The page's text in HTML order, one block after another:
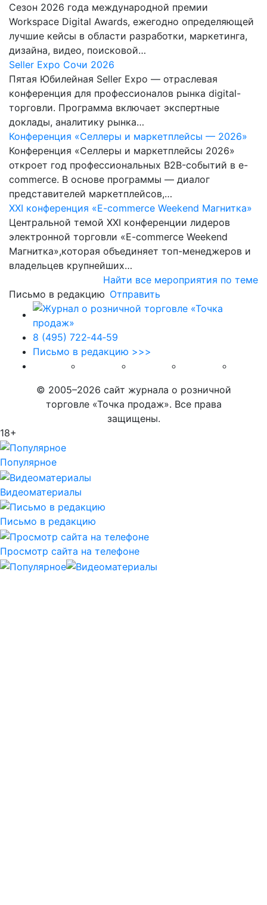
Сезон 2026 года международной премии
Workspace Digital Awards, ежегодно определяющей
лучшие кейсы в области разработки, маркетинга,
дизайна, видео, поисковой…
Seller Expo Сочи 2026
Пятая Юбилейная Seller Expo — отраслевая
конференция для профессионалов рынка digital-
торговли. Программа включает экспертные
доклады, аналитику рынка…
Конференция «Селлеры и маркетплейсы — 2026»
Конференция «Селлеры и маркетплейсы 2026»
откроет год профессиональных B2B-событий в e-
commerce. В основе программы — диалог
представителей маркетплейсов,…
XXI конференция «E-commerce Weekend Магнитка»
Центральной темой XXI конференции лидеров
электронной торговли «E-commerce Weekend
Магнитка»,которая объединяет топ-менеджеров и
владельцев крупнейших…
Найти все мероприятия по теме
Письмо в редакцию Отправить
8 (495) 722‑44‑59
Письмо в редакцию >>>
© 2005–2026 сайт журнала о розничной
торговле «Точка продаж». Все права
защищены.
18+
Популярное
Видеоматериалы
Письмо в редакцию
Просмотр сайта на телефоне